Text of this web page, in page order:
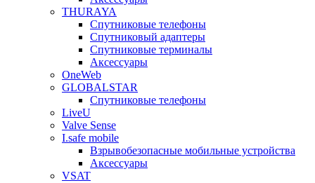
THURAYA
Спутниковые телефоны
Спутниковый адаптеры
Спутниковые терминалы
Аксессуары
OneWeb
GLOBALSTAR
Спутниковые телефоны
LiveU
Valve Sense
I.safe mobile
Взрывобезопасные мобильные устройства
Аксессуары
VSAT